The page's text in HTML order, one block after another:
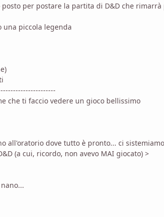
per postare la partita di D&D che
una piccola legenda
che ti faccio vedere un gioco bellissimo
all'oratorio dove tutto è pronto... ci
(a cui, ricordo, non avevo MAI giocato) >